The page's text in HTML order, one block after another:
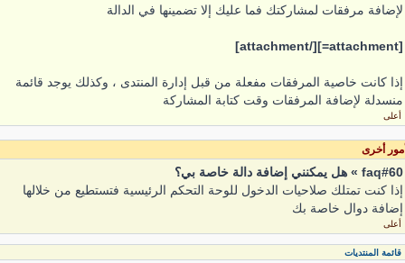
لإضافة مرفقات لمشاركتك فما عليك إلا تضمينها في الدالة
[attachment=][/attachment]
إذا كانت خاصية المرفقات مفعلة من قبل إدارة المنتدى ، وكذلك يوجد قائمة
منسدلة لإضافة المرفقات وقت كتابة المشاركة
أعلى
أخرى
faq#60 » هل يمكنني إضافة دالة خاصة بي؟
إذا كنت تمتلك صلاحيات الدخول للوحة التحكم الرئيسية فتستطيع من خلالها
إضافة دوال خاصة بك
أعلى
قائمة المنتديات